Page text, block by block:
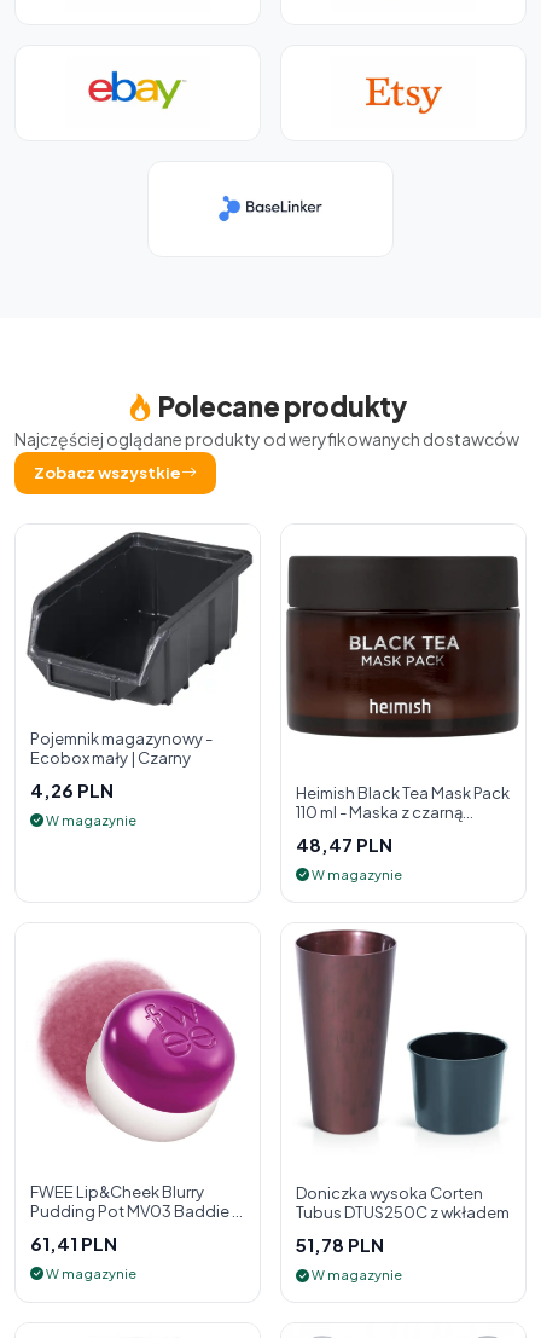
Polecane produkty
Najczęściej oglądane produkty od weryfikowanych dostawców
Zobacz wszystkie
Pojemnik magazynowy -
Ecobox mały | Czarny
4,26 PLN
W magazynie
Heimish Black Tea Mask Pack
110 ml - Maska z czarną
48,47 PLN
W magazynie
FWEE Lip&Cheek Blurry
Pudding Pot MV03 Baddie 5
policzk
61,41 PLN
W magazynie
Doniczka wysoka Corten
Tubus DTUS250C z wkładem
51,78 PLN
W magazynie